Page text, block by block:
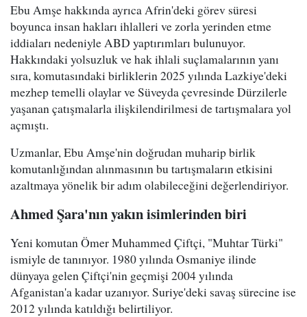
Ebu Amşe hakkında ayrıca Afrin'deki görev süresi
boyunca insan hakları ihlalleri ve zorla yerinden etme
iddiaları nedeniyle ABD yaptırımları bulunuyor.
Hakkındaki yolsuzluk ve hak ihlali suçlamalarının yanı
sıra, komutasındaki birliklerin 2025 yılında Lazkiye'deki
mezhep temelli olaylar ve Süveyda çevresinde Dürzilerle
yaşanan çatışmalarla ilişkilendirilmesi de tartışmalara yol
açmıştı.
Uzmanlar, Ebu Amşe'nin doğrudan muharip birlik
komutanlığından alınmasının bu tartışmaların etkisini
azaltmaya yönelik bir adım olabileceğini değerlendiriyor.
Ahmed Şara'nın yakın isimlerinden biri
Yeni komutan Ömer Muhammed Çiftçi, "Muhtar Türki"
ismiyle de tanınıyor. 1980 yılında Osmaniye ilinde
dünyaya gelen Çiftçi'nin geçmişi 2004 yılında
Afganistan'a kadar uzanıyor. Suriye'deki savaş sürecine ise
2012 yılında katıldığı belirtiliyor.